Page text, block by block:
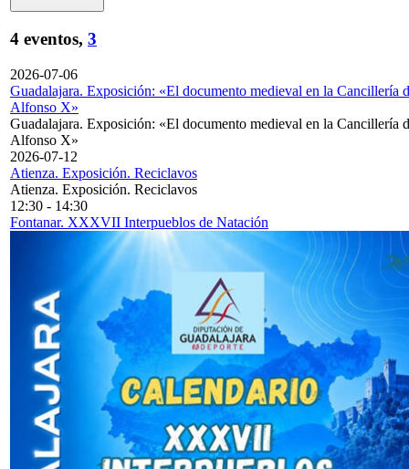
4 eventos, 3
2026-07-06
Guadalajara. Exposición: «El documento medieval en la Cancillería
Alfonso X»
Guadalajara. Exposición: «El documento medieval en la Cancillería
Alfonso X»
2026-07-12
Atienza. Exposición. Reciclavos
Atienza. Exposición. Reciclavos
12:30 - 14:30
Fontanar. XXXVII Interpueblos de Natación